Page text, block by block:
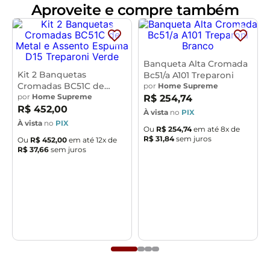
Dimensões do Produto (L x A x P)44 x 100 x 52 cm
Medidas Internas: Altura do chão ao assento:75 cm
Altura do chão ao apoio para pés:29 cmAltura do
assento: 6 cmLargura do assento: 34 cmAltura do
assento ao encosto:26 cm Altura do encosto:11 cm
Largura do encosto:
Profundidade do
encosto:6 cm
Características:
Encosto e assento estofados com espuma laminada.
Revestimento do encosto em Couríssimo na cor Preto
e assento revestido em Linho na cor Champagne, com
Peso suportado de até 120 kg.
Produto entregue desmontado, acompanha manual de
Aproveite e compre também
Kit 2 Banquetas
Cromadas BC51C de
Metal e Assento Espuma
D15 Treparoni
por Home Supreme
R$ 452,00
À vista no PIX
Ou R$ 452,00 em até 12x de
R$ 37,66 sem juros
Banqueta Alta Cromada
Bc51/a A101 Treparoni
por Home Supreme
R$ 254,74
À vista no PIX
Ou R$ 254,74em até 8x de
R$ 31,84sem juros